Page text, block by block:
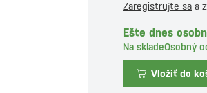
Zaregistrujte sa a
Ešte dnes
Na skladeOsobný
Vložiť do